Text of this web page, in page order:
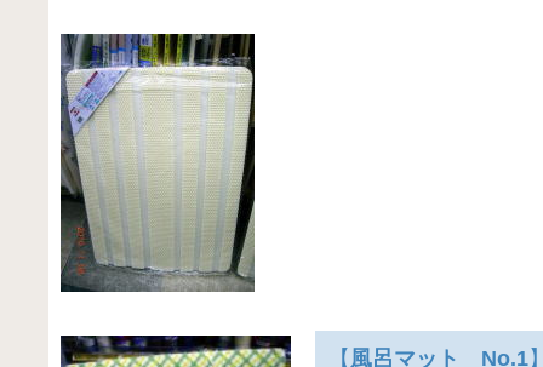
【 風呂マット No.1